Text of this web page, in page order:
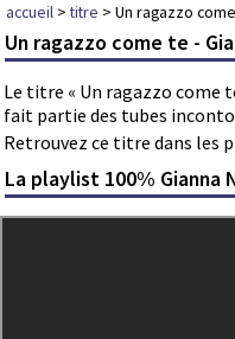
accueil >titre > Un ragazzo
Un ragazzo come te -
Le titre « Un ragazzo come
fait partie des tubes
Retrouvez ce titre dans les
La playlist 100% Gianna